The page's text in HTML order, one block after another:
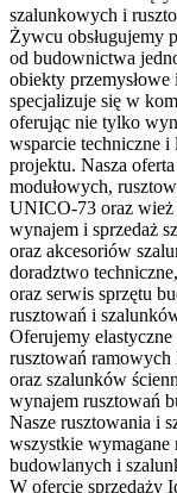
szalunkowych i
Żywcu obsługujemy
od budownictwa
obiekty
specjalizuje się w
oferując nie tylko
wsparcie techniczne i
projektu. Nasza
modułowych,
UNICO-73 oraz
wynajem i sprzedaż
oraz akcesoriów
doradztwo
oraz serwis sprzętu
rusztowań i
Oferujemy
rusztowań
oraz szalunków
wynajem rusztowań
Nasze rusztowania i
wszystkie wymagane
budowlanych i
W ofercie sprzedaży